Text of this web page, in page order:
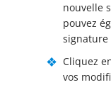
nouvelle
pouvez
signature
Cliquez
vos